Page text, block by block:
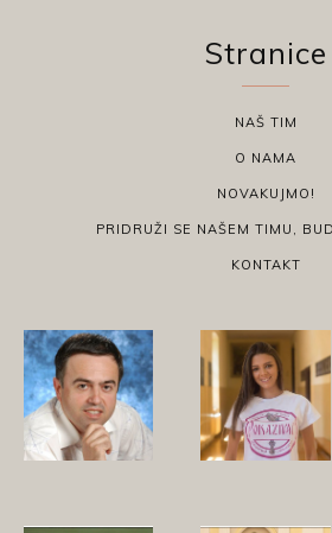
Stranice
NAŠ TIM
O NAMA
NOVAKUJMO!
PRIDRUŽI SE NAŠEM TIMU,
KONTAKT